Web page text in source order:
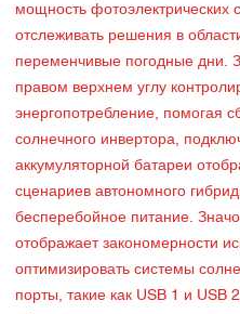
мощность фотоэлектрических
отслеживать решения в
переменчивые погодные дни.
правом верхнем углу
энергопотребление, помогая
солнечного инвертора,
аккумуляторной батареи
сценариев автономного
бесперебойное питание.
отображает закономерности
оптимизировать системы
порты, такие как USB 1 и USB